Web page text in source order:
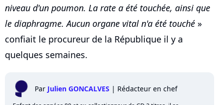
niveau d'un poumon. La rate a été touchée, ainsi que
le diaphragme. Aucun organe vital n'a été touché »
confiait le procureur de la République il y a
quelques semaines.
Par Julien GONCALVES | Rédacteur en chef